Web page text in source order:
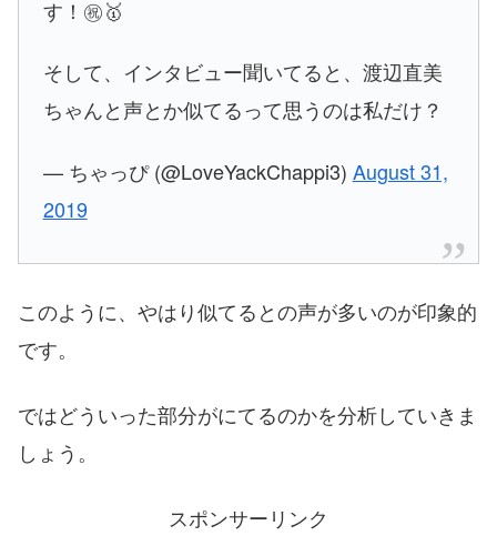
す！㊗️🥇
そして、インタビュー聞いてると、渡辺直美
ちゃんと声とか似てるって思うのは私だけ？
— ちゃっぴ (@LoveYackChappi3) August 31,
2019
このように、やはり似てるとの声が多いのが印象的
です。
ではどういった部分がにてるのかを分析していきま
しょう。
スポンサーリンク